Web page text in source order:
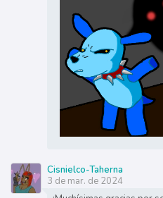
Cisnielco-Taherna
3 de mar. de 2024